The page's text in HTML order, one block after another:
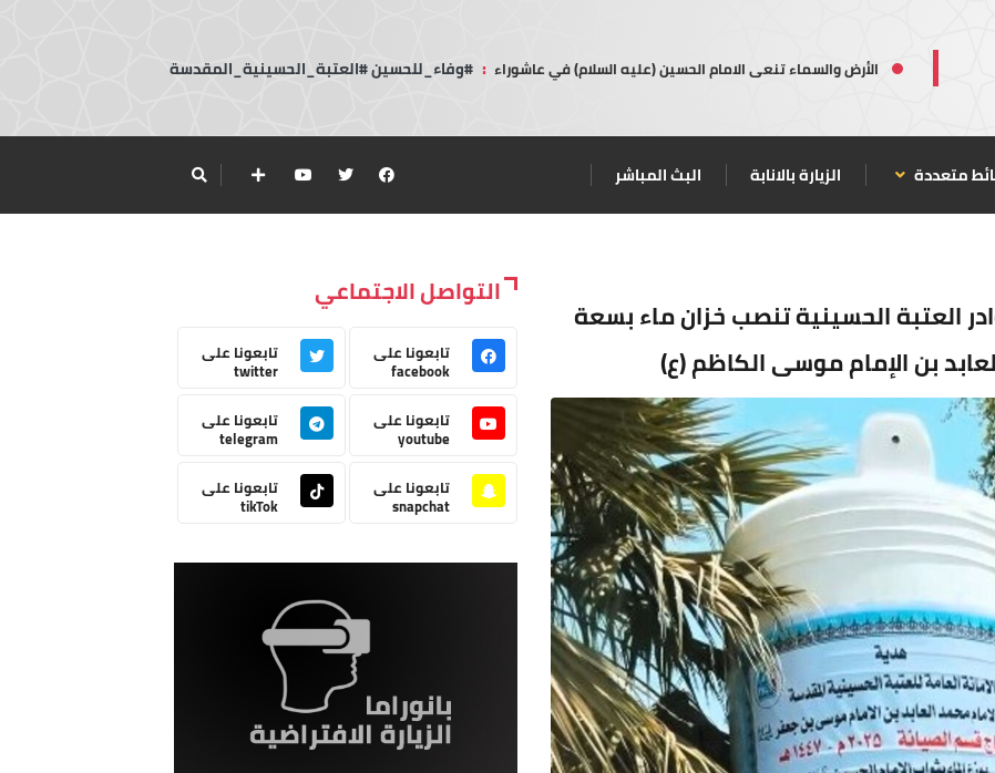
الأرض والسماء تنعى الامام الحسين (عليه السلام) في عاشوراء : #وفاء_للحسين #العتبة_الحسينية_المقدسة
متعددة الزيارة بالانابة البث المباشر
العتبة الحسينية تنصب خزان ماء بسعة
التواصل الاجتماعي
تابعونا على
facebook
تابعونا على
twitter
تابعونا على
youtube
تابعونا على
telegram
تابعونا على
snapchat
تابعونا على
tikTok